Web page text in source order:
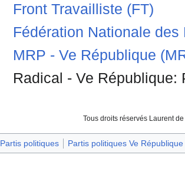
Front Travailliste (FT)
Fédération Nationale
MRP - Ve République
Radical - Ve République:
Tous droits réservés Laurent
Partis politiques Partis politiques Ve République